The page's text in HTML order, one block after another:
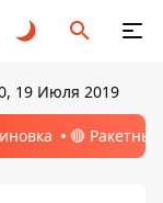
19 Июля 2019
🔴